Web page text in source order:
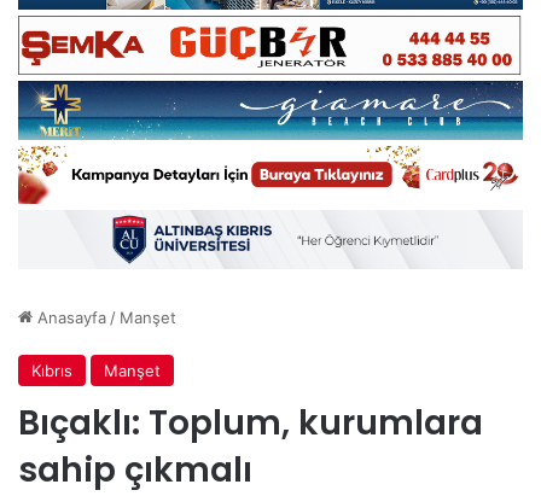
Anasayfa/ Manşet
Kıbrıs Manşet
Bıçaklı: Toplum, kurumlara
sahip çıkmalı